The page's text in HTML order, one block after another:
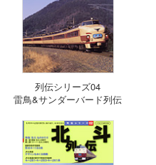
列伝シリーズ04
雷鳥&サンダーバード列伝